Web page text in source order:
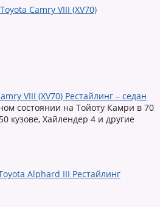
VIII (XV70) Рестайлинг – седан
состоянии на Тойоту Камри в 70
кузове, Хайлендер 4 и другие